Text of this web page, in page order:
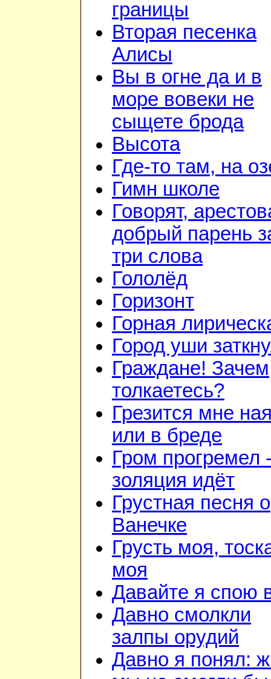
границы
Вторая песенка
Алисы
Вы в огне да и в
море вовеки не
сыщете брода
Высота
Где-то там, на
Гимн школе
Говорят,
добрый парень
три слова
Гололёд
Горизонт
Горная
Город уши
Граждане! Зачем
толкаетесь?
Грезится мне
или в бреде
Гром прогремел
золяция идёт
Грустная песня о
Ванечке
Грусть моя,
моя
Давайте я спою
Давно смолкли
залпы орудий
Давно я понял: